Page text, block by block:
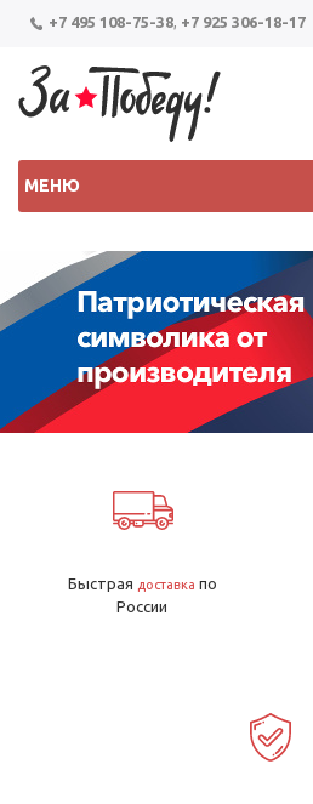
+7 495 108-75-38 +7 925 306-18-17
МЕНЮ
Быстрая доставка по
России